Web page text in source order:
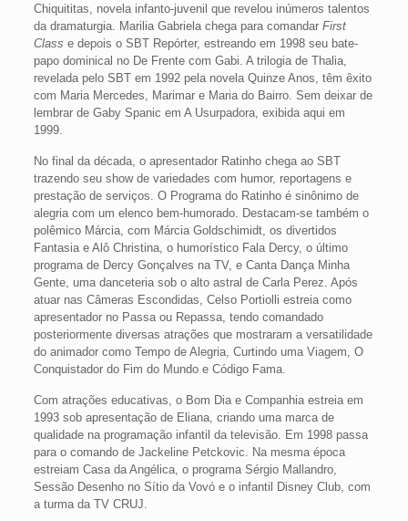
Chiquititas, novela infanto-juvenil que revelou inúmeros talentos
da dramaturgia. Marilia Gabriela chega para comandar First
Class e depois o SBT Repórter, estreando em 1998 seu bate-
papo dominical no De Frente com Gabi. A trilogia de Thalia,
revelada pelo SBT em 1992 pela novela Quinze Anos, têm êxito
com Maria Mercedes, Marimar e Maria do Bairro. Sem deixar de
lembrar de Gaby Spanic em A Usurpadora, exibida aqui em
1999.
No final da década, o apresentador Ratinho chega ao SBT
trazendo seu show de variedades com humor, reportagens e
prestação de serviços. O Programa do Ratinho é sinônimo de
alegria com um elenco bem-humorado. Destacam-se também o
polêmico Márcia, com Márcia Goldschimidt, os divertidos
Fantasia e Alô Christina, o humorístico Fala Dercy, o último
programa de Dercy Gonçalves na TV, e Canta Dança Minha
Gente, uma danceteria sob o alto astral de Carla Perez. Após
atuar nas Câmeras Escondidas, Celso Portiolli estreia como
apresentador no Passa ou Repassa, tendo comandado
posteriormente diversas atrações que mostraram a versatilidade
do animador como Tempo de Alegria, Curtindo uma Viagem, O
Conquistador do Fim do Mundo e Código Fama.
Com atrações educativas, o Bom Dia e Companhia estreia em
1993 sob apresentação de Eliana, criando uma marca de
qualidade na programação infantil da televisão. Em 1998 passa
para o comando de Jackeline Petckovic. Na mesma época
estreiam Casa da Angélica, o programa Sérgio Mallandro,
Sessão Desenho no Sítio da Vovó e o infantil Disney Club, com
a turma da TV CRUJ.